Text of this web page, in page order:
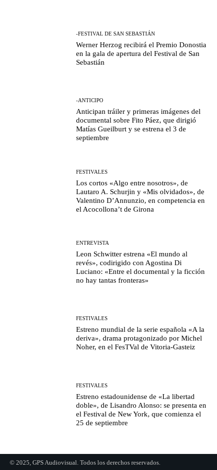
-FESTIVAL DE SAN SEBASTIÁN
Werner Herzog recibirá el Premio Donostia
en la gala de apertura del Festival de San
Sebastián
-ANTICIPO
Anticipan tráiler y primeras imágenes del
documental sobre Fito Páez, que dirigió
Matías Gueilburt y se estrena el 3 de
septiembre
FESTIVALES
Los cortos «Algo entre nosotros», de
Lautaro A. Schurjin y «Mis olvidados», de
Valentino D’Annunzio, en competencia en
el Acocollona’t de Girona
ENTREVISTA
Leon Schwitter estrena «El mundo al
revés», codirigido con Agostina Di
Luciano: «Entre el documental y la ficción
no hay tantas fronteras»
FESTIVALES
Estreno mundial de la serie española «A la
deriva», drama protagonizado por Michel
Noher, en el FesTVal de Vitoria-Gasteiz
FESTIVALES
Estreno estadounidense de «La libertad
doble», de Lisandro Alonso: se presenta en
el Festival de New York, que comienza el
25 de septiembre
© 2025, GPS Audiovisual. Todos los derechos reservados.